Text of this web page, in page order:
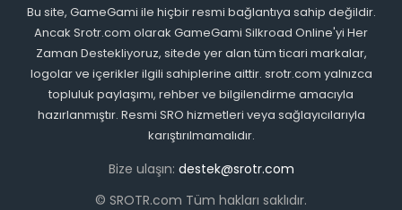
Bu site, GameGami ile hiçbir resmi bağlantıya sahip değildir.
Ancak Srotr.com olarak GameGami Silkroad Online'yi Her
Zaman Destekliyoruz, sitede yer alan tüm ticari markalar,
logolar ve içerikler ilgili sahiplerine aittir. srotr.com yalnızca
topluluk paylaşımı, rehber ve bilgilendirme amacıyla
hazırlanmıştır. Resmi SRO hizmetleri veya sağlayıcılarıyla
karıştırılmamalıdır.
Bize ulaşın: destek@srotr.com
© SROTR.com Tüm hakları saklıdır.